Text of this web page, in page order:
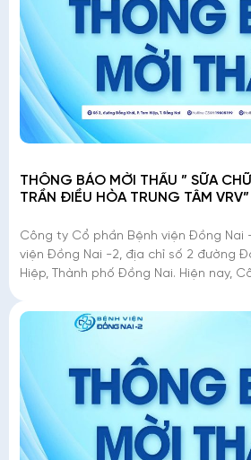
THÔNG BÁO MỜI THẦU ” SỮA
TRẦN ĐIỀU HÒA TRUNG TÂM VRV”
Công ty Cổ phần Bệnh viện Đồng Nai
viện Đồng Nai -2, địa chỉ số 2 đường
Hiệp, Thành phố Đồng Nai. Hiện nay,